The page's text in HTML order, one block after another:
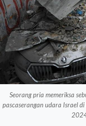
Seorang pria memeriksa
pascaserangan udara Israel